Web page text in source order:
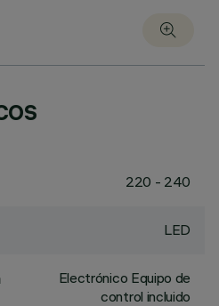
220 - 240
LED
Electrónico Equipo de
control incluido